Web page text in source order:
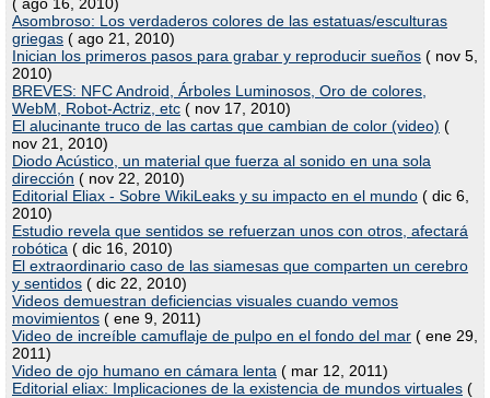
Asombroso: Los verdaderos colores de las estatuas/esculturas
griegas ( ago 21, 2010)
Inician los primeros pasos para grabar y reproducir sueños ( nov 5,
2010)
BREVES: NFC Android, Árboles Luminosos, Oro de colores,
WebM, Robot-Actriz, etc ( nov 17, 2010)
El alucinante truco de las cartas que cambian de color (video) (
nov 21, 2010)
Diodo Acústico, un material que fuerza al sonido en una sola
dirección ( nov 22, 2010)
Editorial Eliax - Sobre WikiLeaks y su impacto en el mundo ( dic 6,
2010)
Estudio revela que sentidos se refuerzan unos con otros, afectará
robótica ( dic 16, 2010)
El extraordinario caso de las siamesas que comparten un cerebro
y sentidos ( dic 22, 2010)
Videos demuestran deficiencias visuales cuando vemos
movimientos ( ene 9, 2011)
Video de increíble camuflaje de pulpo en el fondo del mar ( ene 29,
2011)
Video de ojo humano en cámara lenta ( mar 12, 2011)
Editorial eliax: Implicaciones de la existencia de mundos virtuales (